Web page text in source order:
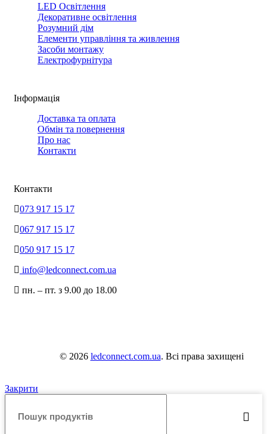
LED Освітлення
Декоративне освітлення
Розумний дім
Елементи управління та живлення
Засоби монтажу
Електрофурнітура
Інформація
Доставка та оплата
Обмін та повернення
Про нас
Контакти
Контакти
073 917 15 17
067 917 15 17
050 917 15 17
info@ledconnect.com.ua
пн. – пт. з 9.00 до 18.00
© 2026 ledconnect.com.ua. Всі права захищені
Закрити